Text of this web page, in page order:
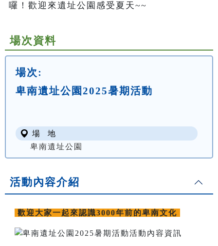
囉！歡迎來遺址公園感受夏天~~
場次資料
場次:
卑南遺址公園2025暑期活動
場 地
卑南遺址公園
活動內容介紹
歡迎大家一起來認識3000年前的卑南文化